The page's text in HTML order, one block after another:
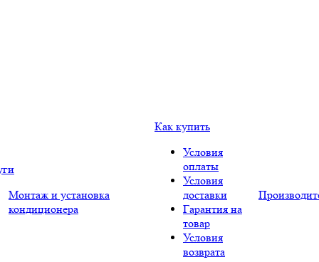
Монтаж и установка
кондиционера
Как купить
Условия
оплаты
Условия
доставки
Гарантия на
товар
Условия
возврата